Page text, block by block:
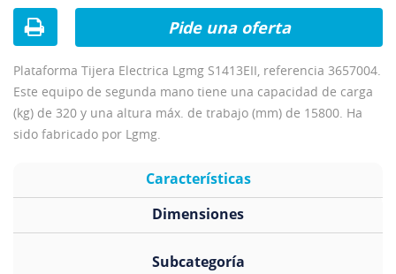
Plataforma Tijera Electrica Lgmg S1413EII, referencia 3657004.
Este equipo de segunda mano tiene una capacidad de carga
(kg) de 320 y una altura máx. de trabajo (mm) de 15800. Ha
sido fabricado por Lgmg.
Pide una oferta
Características
Subcategoría
Dimensiones